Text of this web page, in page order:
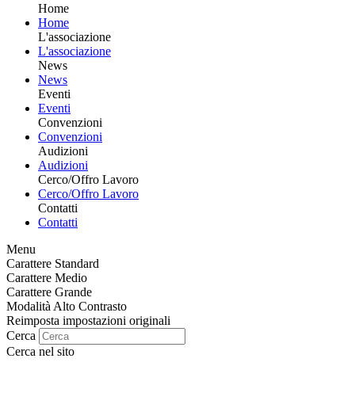
Home
Home
L'associazione
L'associazione
News
News
Eventi
Eventi
Convenzioni
Convenzioni
Audizioni
Audizioni
Cerco/Offro Lavoro
Cerco/Offro Lavoro
Contatti
Contatti
Menu
Carattere Standard
Carattere Medio
Carattere Grande
Modalità Alto Contrasto
Reimposta impostazioni originali
Cerca
Cerca nel sito